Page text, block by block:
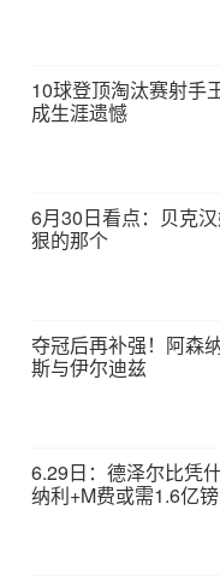
10球登顶淘汰赛射手
成生涯遗憾
6月30日看点：贝克
狠的那个
夺冠后再补强！阿森
斯与伊尔迪兹
6.29日：德泽尔比凭
纳利+M费或需1.6亿镑